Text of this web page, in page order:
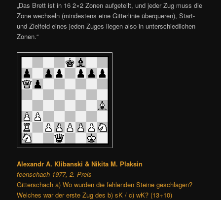
„Das Brett ist in 16 2×2 Zonen aufgeteilt, und jeder Zug muss die
Zone wechseln (mindestens eine Gitterlinie überqueren), Start-
und Zielfeld eines jeden Zuges liegen also in unterschiedlichen
Zonen.“
Alexandr A. Klibanski & Nikita M. Plaksin
feenschach 1977, 2. Preis
Gitterschach a) Wo wurden die fehlenden Steine geschlagen?
Welches war der erste Zug des b) sK / c) wK? (13+10)